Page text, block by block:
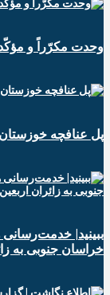
وحدت مکرّراً و
پل عنافچه
ببینید|
خراسان جنوبی به